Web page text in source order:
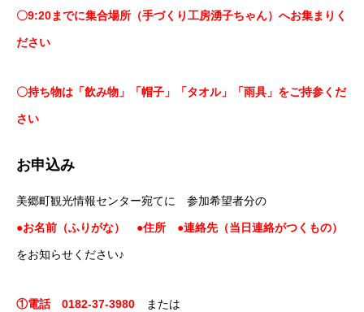
〇9:20までに集合場所（手づくり工房湧子ちゃん）へお集まりく
ださい
〇持ち物は「飲み物」「帽子」「タオル」「雨具」をご持参くだ
さい
お申込み
美郷町観光情報センター宛てに 参加希望者分の
●お名前（ふりがな） ●住所 ●連絡先（当日連絡がつくもの）
をお知らせください♪
①電話 0182-37-3980 または